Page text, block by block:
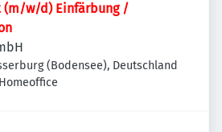
(m/w/d) Einfärbung /
(Bodensee), Deutschland